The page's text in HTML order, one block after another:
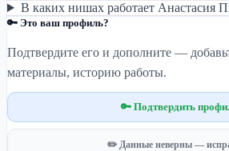
В каких нишах работает Анастасия
🔑 Это ваш профиль?
Подтвердите его и дополните —
материалы, историю работы.
🔑 Подтвердить
✏️ Данные неверны —